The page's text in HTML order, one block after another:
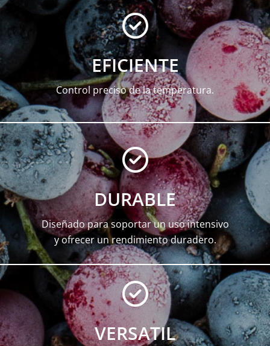
EFICIENTE
Control preciso de la temperatura.
DURABLE
Diseñado para soportar un uso intensivo
y ofrecer un rendimiento duradero.
VERSATIL